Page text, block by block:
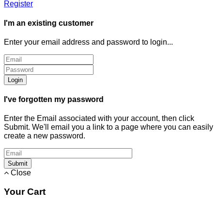
Register
I'm an existing customer
Enter your email address and password to login...
Login
I've forgotten my password
Enter the Email associated with your account, then click
Submit. We'll email you a link to a page where you can easily
create a new password.
Submit
Close
Your Cart